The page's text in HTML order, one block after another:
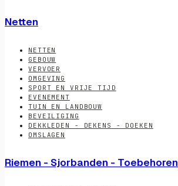
Netten
NETTEN
GEBOUW
VERVOER
OMGEVING
SPORT EN VRIJE TIJD
EVENEMENT
TUIN EN LANDBOUW
BEVEILIGING
DEKKLEDEN - DEKENS - DOEKEN
OMSLAGEN
Riemen - Sjorbanden - Toebehoren